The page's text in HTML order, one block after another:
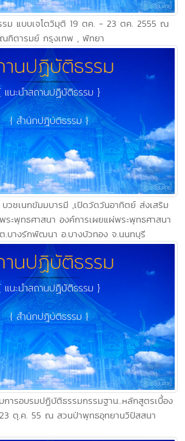
ม แบบเจโตวิมุติ 19 ตค. - 23 ตค. 2555 ณ
ฑิตารมย์ กรุงเทพ , พัทยา
บวชเนกขัมมบารมี ,เปิดวัดวันอาทิตย์ ส่งเสริม
ะพุทธศาสนา องค์การเผยแผ่พระพุทธศาสนา
.บางรักพัฒนา อ.บางบัวทอง จ.นนทบุรี
การอบรมปฏิบัติธรรมกรรมฐาน..หลักสูตรเบื้อง
ตุ.ค. 55 ณ สวนป่าพุทธอุทยานวิปัสสนา